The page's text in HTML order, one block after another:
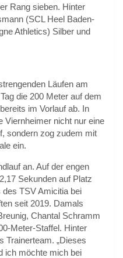
Rang sieben. Hinter
(SCL Heel Baden-
Athletics) Silber und
Läufen am
die 200 Meter auf dem
im Vorlauf ab. In
Viernheimer nicht nur eine
sondern zog zudem mit
ein.
an. Auf der engen
Sekunden auf Platz
TSV Amicitia bei
seit 2019. Damals
Chantal Schramm
Meter-Staffel. Hinter
Trainerteam. „Dieses
ich möchte mich bei